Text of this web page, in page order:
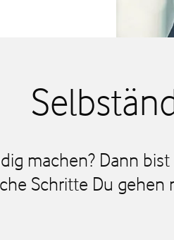
machen? Dann
Schritte Du gehen